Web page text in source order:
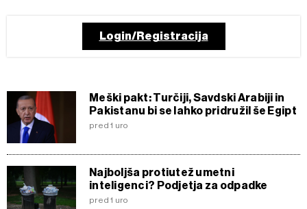
Login/Registracija
Meški pakt: Turčiji, Savdski Arabiji in
Pakistanu bi se lahko pridružil še Egipt
pred 1 uro
Najboljša protiutež umetni
inteligenci? Podjetja za odpadke
pred 1 uro